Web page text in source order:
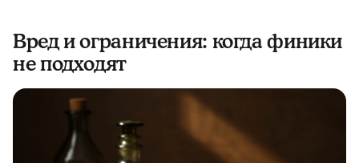
Вред и ограничения: когда финики
не подходят